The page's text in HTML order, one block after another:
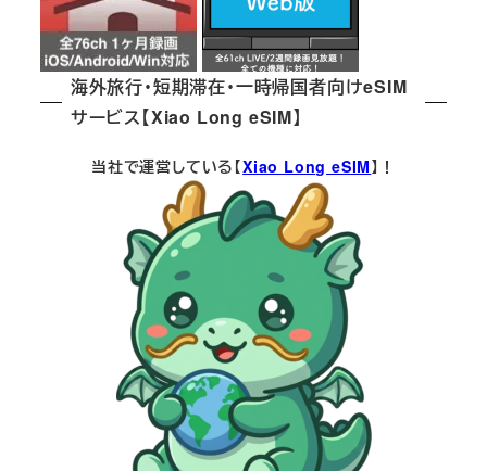
海外旅行・短期滞在・一時帰国者向けeSIM
サービス【Xiao Long eSIM】
当社で運営している【Xiao Long eSIM】！